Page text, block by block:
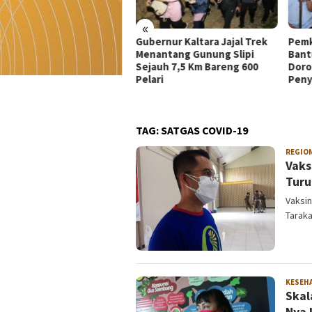
«
Kaltara Jajal Trek
Gunung Slipi
7,5 Km Bareng 600
Pemkot Tarakan Salurkan
Bantuan Alat Kesehatan dan
Dorong Kemandirian
Penyandang Disabilitas
TAG:SATGAS COVID-19